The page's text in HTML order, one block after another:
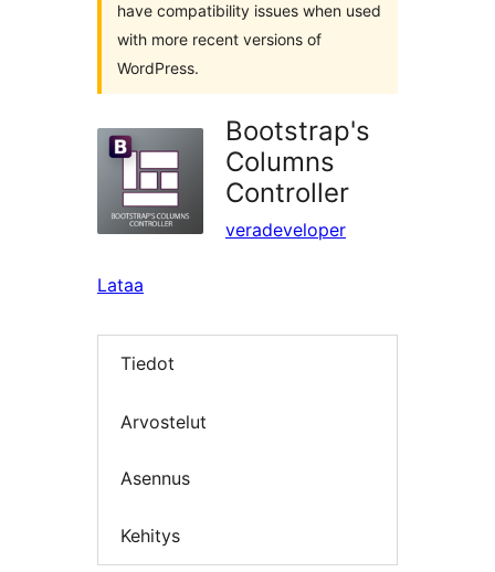
have compatibility issues when used
with more recent versions of
WordPress.
Bootstrap's
Columns
Controller
veradeveloper
Lataa
Tiedot
Arvostelut
Asennus
Kehitys